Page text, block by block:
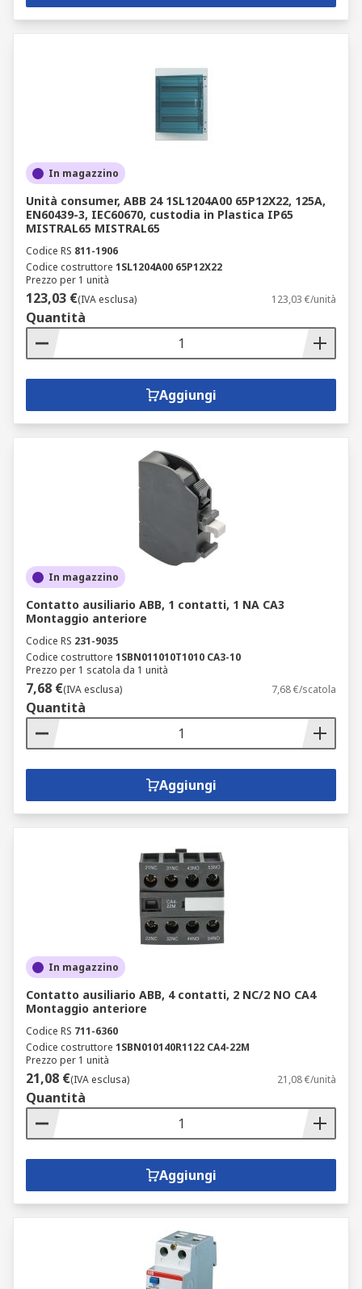
In magazzino
Unità consumer, ABB 24 1SL1204A00 65P12X22, 125A,
EN60439-3, IEC60670, custodia in Plastica IP65
MISTRAL65 MISTRAL65
Codice RS 811-1906
Codice costruttore 1SL1204A00 65P12X22
Prezzo per 1 unità
123,03 €(IVA esclusa) 123,03 €/unità
Quantità
Aggiungi
In magazzino
Contatto ausiliario ABB, 1 contatti, 1 NA CA3
Montaggio anteriore
Codice RS 231-9035
Codice costruttore 1SBN011010T1010 CA3-10
Prezzo per 1 scatola da 1 unità
7,68 €(IVA esclusa) 7,68 €/scatola
Quantità
Aggiungi
In magazzino
Contatto ausiliario ABB, 4 contatti, 2 NC/2 NO CA4
Montaggio anteriore
Codice RS 711-6360
Codice costruttore 1SBN010140R1122 CA4-22M
Prezzo per 1 unità
21,08 €(IVA esclusa) 21,08 €/unità
Quantità
Aggiungi